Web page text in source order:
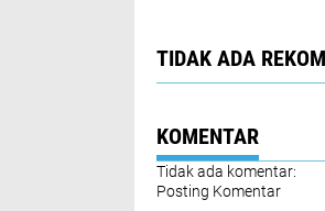
TIDAK ADA
KOMENTAR
Tidak ada komentar:
Posting Komentar